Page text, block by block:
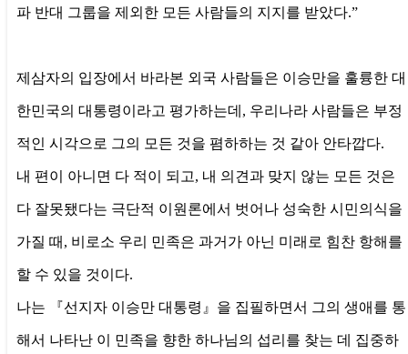
파 반대 그룹을 제외한 모든 사람들의 지지를 받았다.”
제삼자의 입장에서 바라본 외국 사람들은 이승만을 훌륭한 대
한민국의 대통령이라고 평가하는데, 우리나라 사람들은 부정
적인 시각으로 그의 모든 것을 폄하하는 것 같아 안타깝다.
내 편이 아니면 다 적이 되고, 내 의견과 맞지 않는 모든 것은
다 잘못됐다는 극단적 이원론에서 벗어나 성숙한 시민의식을
가질 때, 비로소 우리 민족은 과거가 아닌 미래로 힘찬 항해를
할 수 있을 것이다.
나는 『선지자 이승만 대통령』을 집필하면서 그의 생애를 통
해서 나타난 이 민족을 향한 하나님의 섭리를 찾는 데 집중하